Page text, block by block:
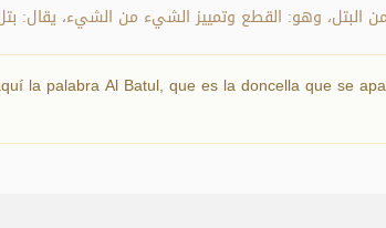
البتل، وهو: القطع وتمييز الشيء من الشيء، يقال:
la palabra Al Batul, que es la doncella que se